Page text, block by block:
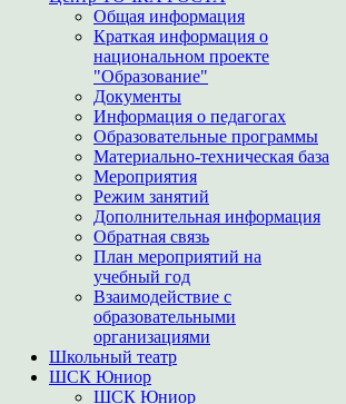
Общая информация
Краткая информация о
национальном проекте
"Образование"
Документы
Информация о педагогах
Образовательные программы
Материально-техническая база
Мероприятия
Режим занятий
Дополнительная информация
Обратная связь
План мероприятий на
учебный год
Взаимодействие с
образовательными
организациями
Школьный театр
ШСК Юниор
ШСК Юниор